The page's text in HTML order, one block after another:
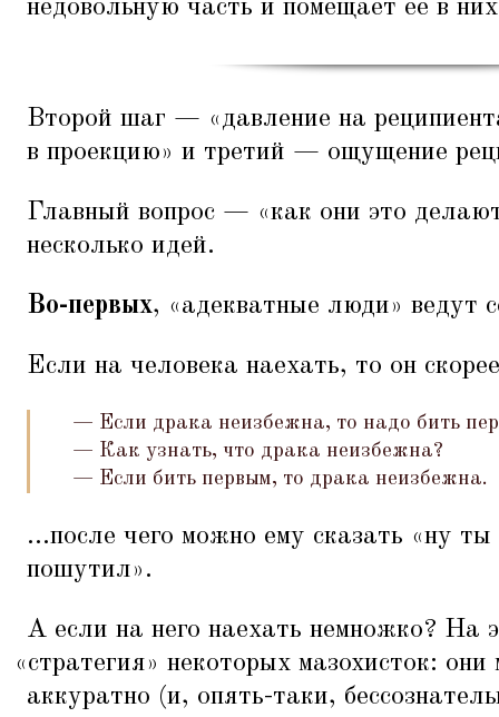
недовольную часть и помещает ее в
Второй шаг — «давление на
в проекцию» и третий — ощущение
Главный вопрос — «как они это
несколько идей.
Во-первых, «адекватные люди» ведут
Если на человека наехать, то он
— Если драка неизбежна, то надо бить
— Как узнать, что драка неизбежна?
— Если бить первым, то драка неизбежна.
...после чего можно ему сказать «ну ты
пошутил».
А если на него наехать немножко? На
«стратегия» некоторых мазохисток:
аккуратно (и, опять-таки,